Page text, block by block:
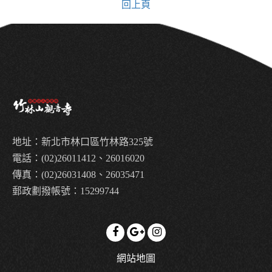
回上頁
地址：新北市林口區竹林路325號
電話：(02)26011412、26016020
傳真：(02)26031408、26035471
郵政劃撥帳號：15299744
網站地圖